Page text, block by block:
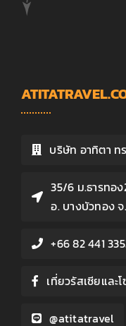
บริษัท อาทิตา ท
35/6 ม.ธารท
อ. บางบัวทอง จ
+66 82 441
เที่ยวรัสเซียและ
@atitatravel